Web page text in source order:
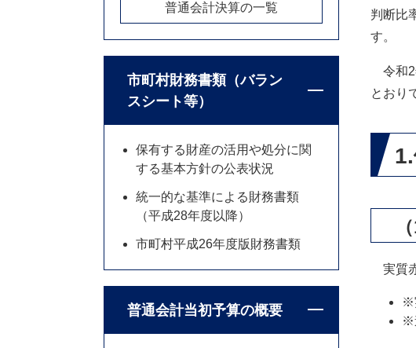
判断比
す。
令和2
とおり
実質
※
※
普通会計決算の一覧
市町村財務書類（バラン
スシート等）
保有する財産の活用や処分に関
する基本方針の公表状況
統一的な基準による財務書類
（平成28年度以降）
市町村平成26年度版財務書類
普通会計当初予算の概要